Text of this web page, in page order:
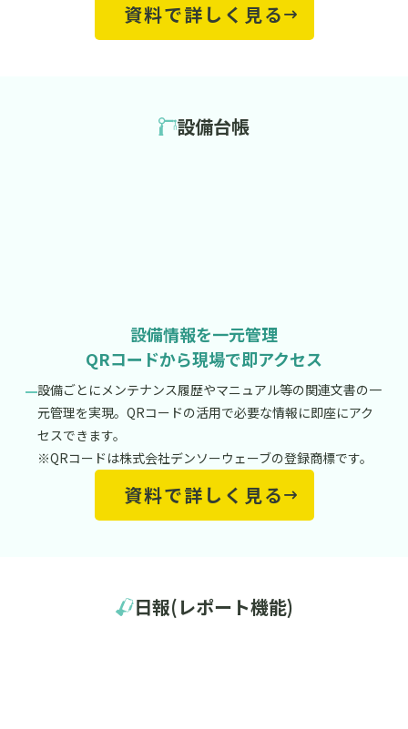
資料で詳しく見る
設備台帳
設備情報を一元管理
QRコードから現場で即アクセス
設備ごとにメンテナンス履歴やマニュアル等の関連文書の一
元管理を実現。QRコードの活用で必要な情報に即座にアク
セスできます。
※QRコードは株式会社デンソーウェーブの登録商標です。
資料で詳しく見る
日報(レポート機能)